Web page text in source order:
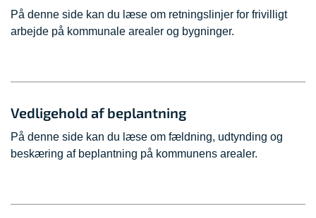
På denne side kan du læse om retningslinjer for frivilligt
arbejde på kommunale arealer og bygninger.
Vedligehold af beplantning
På denne side kan du læse om fældning, udtynding og
beskæring af beplantning på kommunens arealer.